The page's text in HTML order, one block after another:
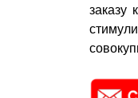
заказу